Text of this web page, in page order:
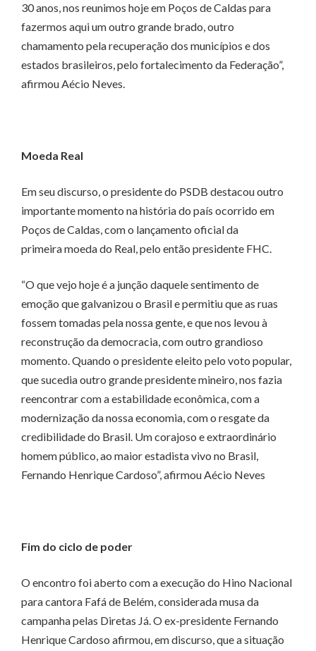
30 anos, nos reunimos hoje em Poços de Caldas para
fazermos aqui um outro grande brado, outro
chamamento pela recuperação dos municípios e dos
estados brasileiros, pelo fortalecimento da Federação”,
afirmou Aécio Neves.
Moeda Real
Em seu discurso, o presidente do PSDB destacou outro
importante momento na história do país ocorrido em
Poços de Caldas, com o lançamento oficial da
primeira moeda do Real, pelo então presidente FHC.
“O que vejo hoje é a junção daquele sentimento de
emoção que galvanizou o Brasil e permitiu que as ruas
fossem tomadas pela nossa gente, e que nos levou à
reconstrução da democracia, com outro grandioso
momento. Quando o presidente eleito pelo voto popular,
que sucedia outro grande presidente mineiro, nos fazia
reencontrar com a estabilidade econômica, com a
modernização da nossa economia, com o resgate da
credibilidade do Brasil. Um corajoso e extraordinário
homem público, ao maior estadista vivo no Brasil,
Fernando Henrique Cardoso”, afirmou Aécio Neves
Fim do ciclo de poder
O encontro foi aberto com a execução do Hino Nacional
para cantora Fafá de Belém, considerada musa da
campanha pelas Diretas Já. O ex-presidente Fernando
Henrique Cardoso afirmou, em discurso, que a situação